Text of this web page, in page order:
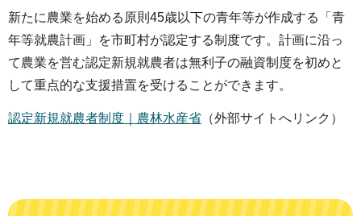
新たに農業を始める原則45歳以下の青年等が作成する「青
年等就農計画」を市町村が認定する制度です。計画に沿っ
て農業を営む認定新規就農者は無利子の融資制度を初めと
して重点的な支援措置を受けることができます。
認定新規就農者制度｜農林水産省 （外部サイトへリンク）